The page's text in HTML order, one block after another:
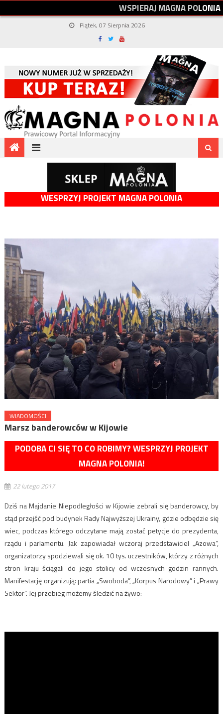
WSPIERAJMAGNAPOLONIA
Piątek, 07 Sierpnia 2026
WESPRZYJ PROJEKT MAGNA POLONIA
WIADOMOŚCI
Marsz banderowców w Kijowie
PODOBA CI SIĘ TO CO ROBIMY? WESPRZYJ PROJEKT
MAGNA POLONIA!
22 lutego 2017
Dziś na Majdanie Niepodległości w Kijowie zebrali się banderowcy, by
stąd przejść pod budynek Rady Najwyższej Ukrainy, gdzie odbędzie się
wiec, podczas którego odczytane mają zostać petycje do prezydenta,
rządu i parlamentu. Jak zapowiadał wczoraj przedstawiciel „Azowa”,
organizatorzy spodziewali się ok. 10 tys. uczestników, którzy z różnych
stron kraju ściągali do jego stolicy od wczesnych godzin rannych.
Manifestację organizują: partia „Swoboda”, „Korpus Narodowy” i „Prawy
Sektor”. Jej przebieg możemy śledzić na żywo: